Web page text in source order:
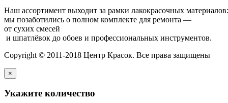
Наш ассортимент выходит за рамки лакокрасочных
мы позаботились о полном комплекте для ремонта —
от сухих смесей
и шпатлёвок до обоев и профессиональных инструментов.
Copyright © 2011-2018 Центр Красок. Все права защищены
×
Укажите количество